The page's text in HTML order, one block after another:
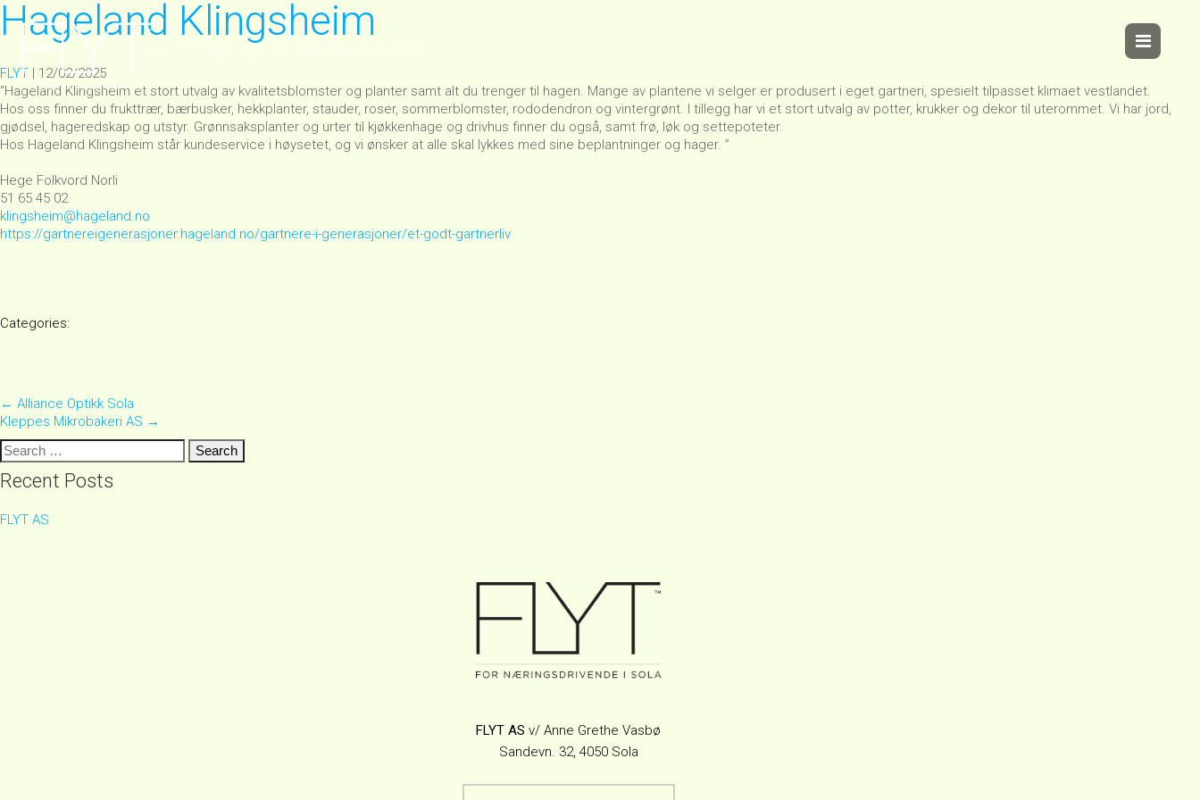
Sammen for et sterkere Sola
Hageland Klingsheim
FLYT | 12/02/2025
“Hageland Klingsheim et stort utvalg av kvalitetsblomster og planter samt alt du trenger til hagen. Mange av plantene vi selger er produsert i eget gartneri, spesielt tilpasset klimaet vestlandet.
Hos oss finner du frukttrær, bærbusker, hekkplanter, stauder, roser, sommerblomster, rododendron og vintergrønt. I tillegg har vi et stort utvalg av potter, krukker og dekor til uterommet. Vi har jord,
gjødsel, hageredskap og utstyr. Grønnsaksplanter og urter til kjøkkenhage og drivhus finner du også, samt frø, løk og settepoteter.
Hos Hageland Klingsheim står kundeservice i høysetet, og vi ønsker at alle skal lykkes med sine beplantninger og hager. ”
Hege Folkvord Norli
51 65 45 02
klingsheim@hageland.no
https://gartnereigenerasjoner.hageland.no/gartnere-i-generasjoner/et-godt-gartnerliv
Categories:
Post
navigation
← Alliance Optikk Sola
Kleppes Mikrobakeri AS →
Search
for:
Recent Posts
FLYT AS
FLYT AS v/ Anne Grethe Vasbø
Sandevn. 32, 4050 Sola